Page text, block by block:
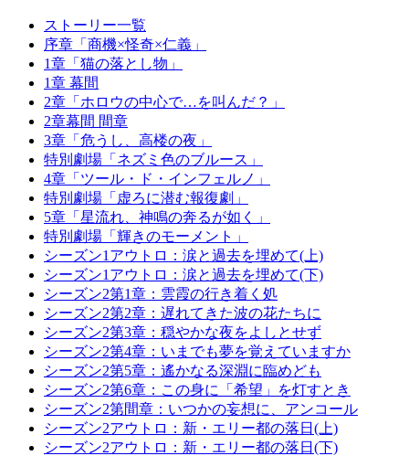
ストーリー一覧
序章「商機×怪奇×仁義」
1章「猫の落とし物」
1章 幕間
2章「ホロウの中心で…を叫んだ？」
2章幕間 間章
3章「危うし、高楼の夜」
特別劇場「ネズミ色のブルース」
4章「ツール・ド・インフェルノ」
特別劇場「虚ろに潜む報復劇」
5章「星流れ、神鳴の奔るが如く」
特別劇場「輝きのモーメント」
シーズン1アウトロ：涙と過去を埋めて(上)
シーズン1アウトロ：涙と過去を埋めて(下)
シーズン2第1章：雲霞の行き着く処
シーズン2第2章：遅れてきた波の花たちに
シーズン2第3章：穏やかな夜をよしとせず
シーズン2第4章：いまでも夢を覚えていますか
シーズン2第5章：遙かなる深淵に臨めども
シーズン2第6章：この身に「希望」を灯すとき
シーズン2第間章：いつかの妄想に、アンコール
シーズン2アウトロ：新・エリー都の落日(上)
シーズン2アウトロ：新・エリー都の落日(下)